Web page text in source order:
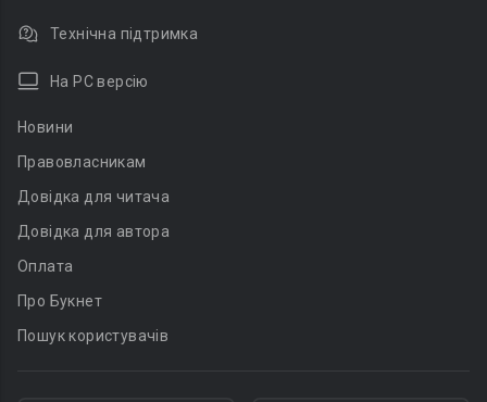
Технічна підтримка
На PC версію
Новини
Правовласникам
Довідка для читача
Довідка для автора
Оплата
Про Букнет
Пошук користувачів